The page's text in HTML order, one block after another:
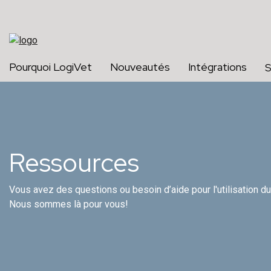
Pourquoi LogiVet Nouveautés Intégrations
Ressources
Vous avez des questions ou besoin d’aide pour l'utilisation
Nous sommes là pour vous!